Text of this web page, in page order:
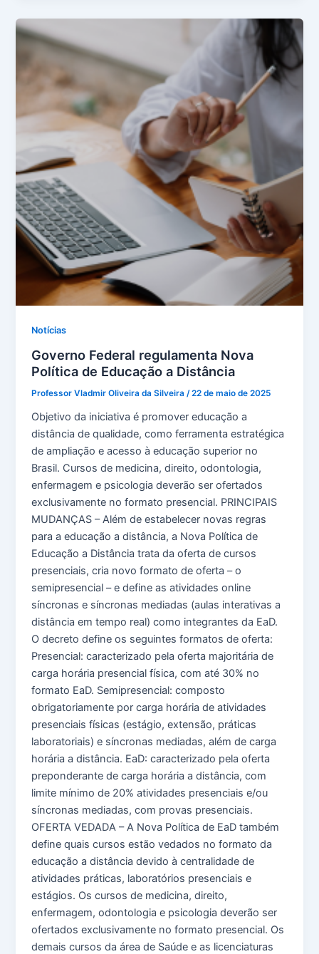
Notícias
Governo Federal regulamenta Nova
Política de Educação a Distância
Professor Vladmir Oliveira da Silveira/22 de maio de 2025
Objetivo da iniciativa é promover educação a
distância de qualidade, como ferramenta estratégica
de ampliação e acesso à educação superior no
Brasil. Cursos de medicina, direito, odontologia,
enfermagem e psicologia deverão ser ofertados
exclusivamente no formato presencial. PRINCIPAIS
MUDANÇAS – Além de estabelecer novas regras
para a educação a distância, a Nova Política de
Educação a Distância trata da oferta de cursos
presenciais, cria novo formato de oferta – o
semipresencial – e define as atividades online
síncronas e síncronas mediadas (aulas interativas a
distância em tempo real) como integrantes da EaD.
O decreto define os seguintes formatos de oferta:
Presencial: caracterizado pela oferta majoritária de
carga horária presencial física, com até 30% no
formato EaD. Semipresencial: composto
obrigatoriamente por carga horária de atividades
presenciais físicas (estágio, extensão, práticas
laboratoriais) e síncronas mediadas, além de carga
horária a distância. EaD: caracterizado pela oferta
preponderante de carga horária a distância, com
limite mínimo de 20% atividades presenciais e/ou
síncronas mediadas, com provas presenciais.
OFERTA VEDADA – A Nova Política de EaD também
define quais cursos estão vedados no formato da
educação a distância devido à centralidade de
atividades práticas, laboratórios presenciais e
estágios. Os cursos de medicina, direito,
enfermagem, odontologia e psicologia deverão ser
ofertados exclusivamente no formato presencial. Os
demais cursos da área de Saúde e as licenciaturas